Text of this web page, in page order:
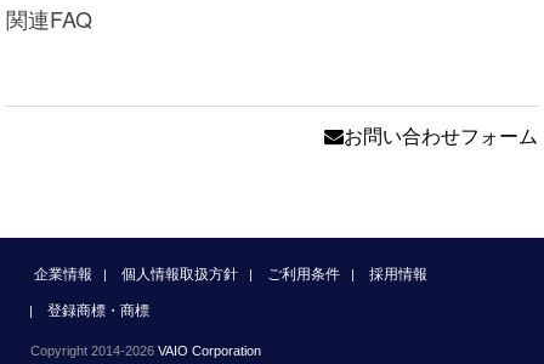
関連FAQ
お問い合わせフォーム
企業情報 個人情報取扱方針 ご利用条件 採用情報
登録商標・商標
Copyright 2014-2026 VAIO Corporation